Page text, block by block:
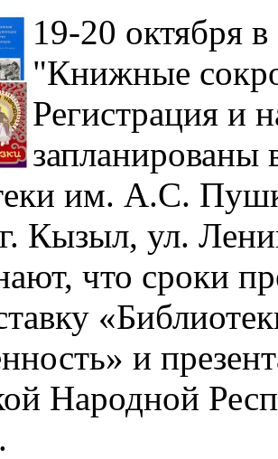
19-20 октября
"Книжные
Регистрация и
им. А.С.
Кызыл, ул.
что сроки
и
Народной